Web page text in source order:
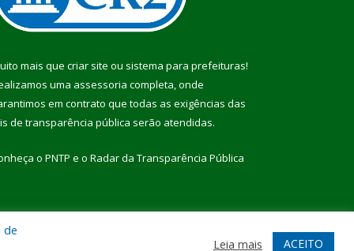
mais que criar site ou sistema para prefeituras!
uma assessoria completa, onde
em contrato que todas as exigências das
de transparência pública serão atendidas.
o PNTP e o Radar da Transparência Pública
Acessar Webmail
de
Leia mais ACEITO